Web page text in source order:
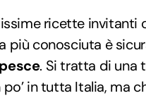
ricette invitanti
più conosciuta è
. Si tratta di una
in tutta Italia, ma